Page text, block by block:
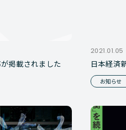
掲載されました
2021.01.05
日本経済
お知らせ